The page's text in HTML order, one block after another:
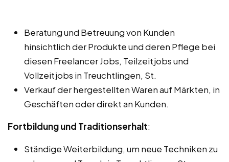
Beratung und Betreuung von Kunden
hinsichtlich der Produkte und deren Pflege bei
diesen Freelancer Jobs, Teilzeitjobs und
Vollzeitjobs in Treuchtlingen, St.
Verkauf der hergestellten Waren auf Märkten, in
Geschäften oder direkt an Kunden.
Fortbildung und Traditionserhalt:
Ständige Weiterbildung, um neue Techniken zu